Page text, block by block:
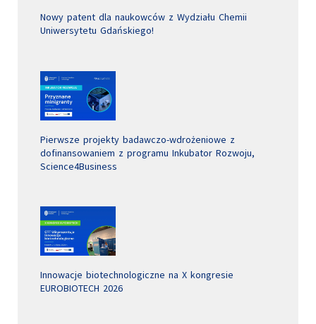
Nowy patent dla naukowców z Wydziału Chemii
Uniwersytetu Gdańskiego!
Pierwsze projekty badawczo-wdrożeniowe z
dofinansowaniem z programu Inkubator Rozwoju,
Science4Business
Innowacje biotechnologiczne na X kongresie
EUROBIOTECH 2026